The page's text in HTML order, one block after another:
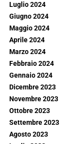
Luglio 2024
Giugno 2024
Maggio 2024
Aprile 2024
Marzo 2024
Febbraio 2024
Gennaio 2024
Dicembre 2023
Novembre 2023
Ottobre 2023
Settembre 2023
Agosto 2023